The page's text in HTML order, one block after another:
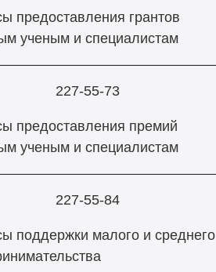
предоставления грантов
ученым и специалистам
227-55-73
предоставления премий
ученым и специалистам
227-55-84
поддержки малого и среднего